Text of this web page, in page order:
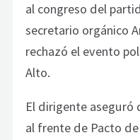
al congreso del
secretario orgánico
rechazó el evento
Alto.
El dirigente aseguró
al frente de Pacto